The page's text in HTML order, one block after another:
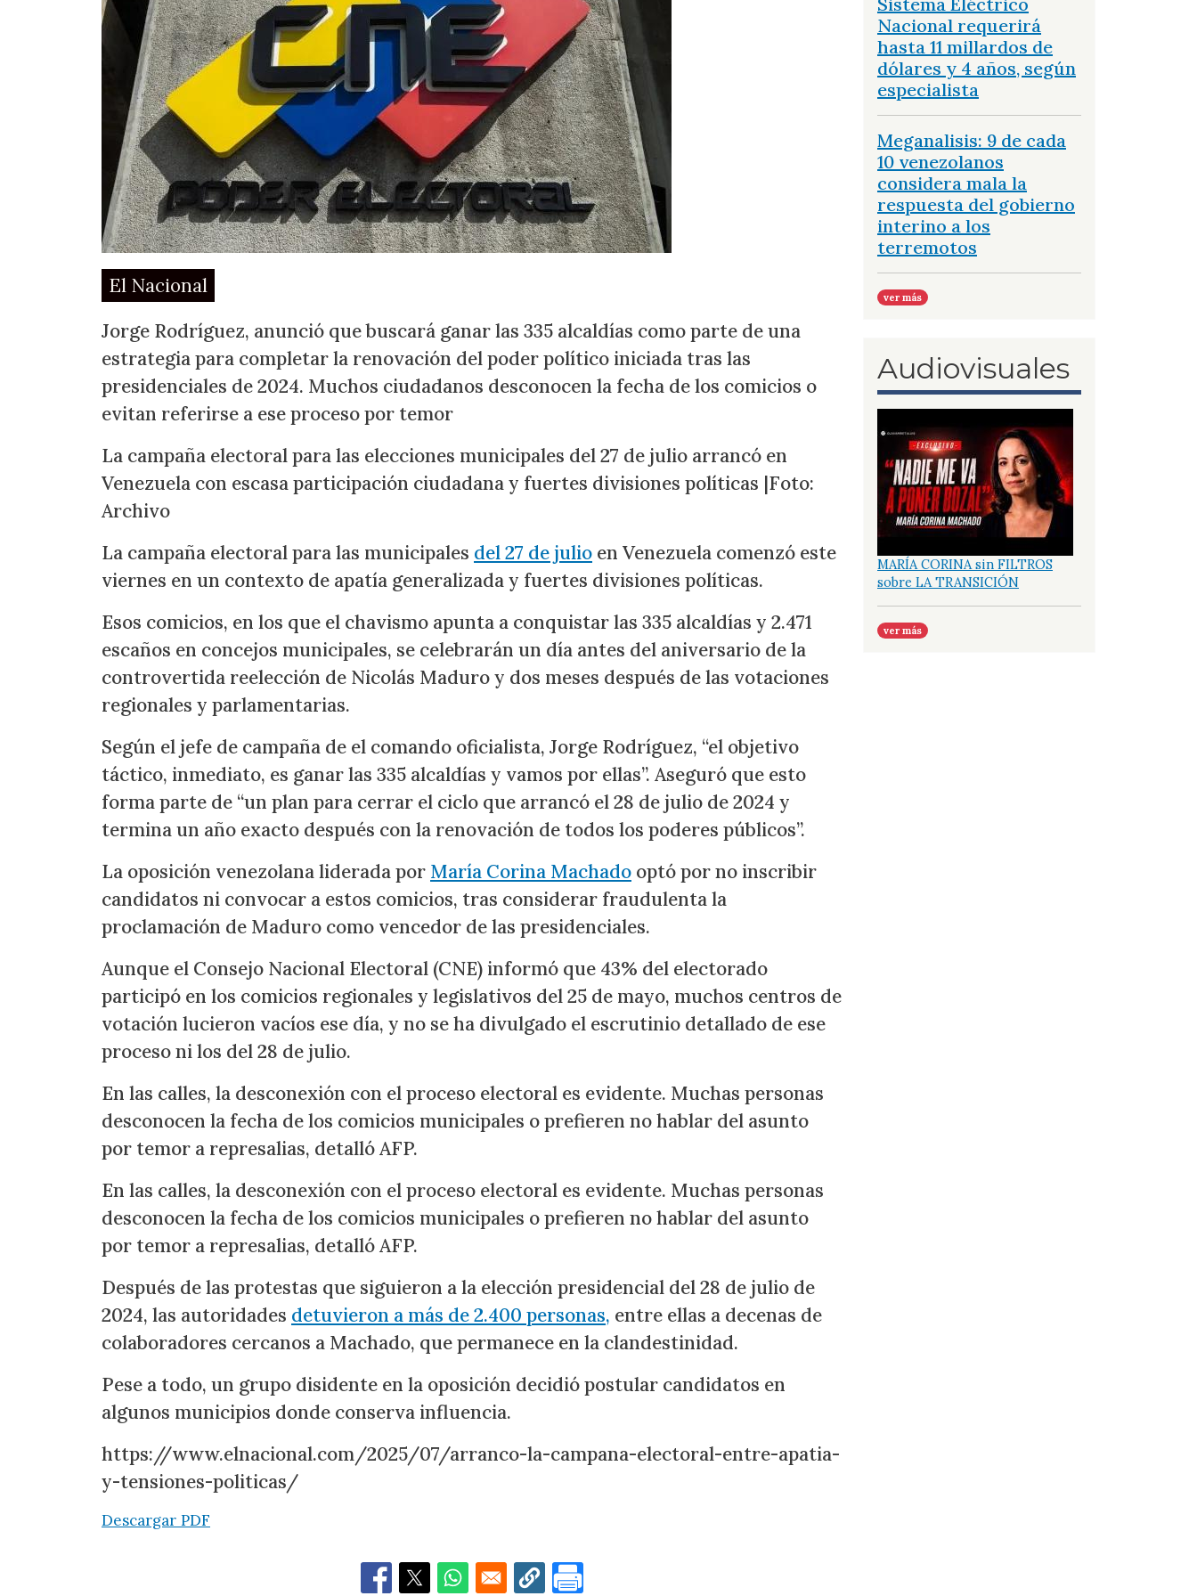
El Nacional
Jorge Rodríguez, anunció que buscará ganar las 335 alcaldías como parte de una
estrategia para completar la renovación del poder político iniciada tras las
presidenciales de 2024. Muchos ciudadanos desconocen la fecha de los comicios o
evitan referirse a ese proceso por temor
La campaña electoral para las elecciones municipales del 27 de julio arrancó en
Venezuela con escasa participación ciudadana y fuertes divisiones políticas |Foto:
Archivo
La campaña electoral para las municipales del 27 de julio en Venezuela comenzó este
viernes en un contexto de apatía generalizada y fuertes divisiones políticas.
Esos comicios, en los que el chavismo apunta a conquistar las 335 alcaldías y 2.471
escaños en concejos municipales, se celebrarán un día antes del aniversario de la
controvertida reelección de Nicolás Maduro y dos meses después de las votaciones
regionales y parlamentarias.
Según el jefe de campaña de el comando oficialista, Jorge Rodríguez, “el objetivo
táctico, inmediato, es ganar las 335 alcaldías y vamos por ellas”. Aseguró que esto
forma parte de “un plan para cerrar el ciclo que arrancó el 28 de julio de 2024 y
termina un año exacto después con la renovación de todos los poderes públicos”.
La oposición venezolana liderada por María Corina Machado optó por no inscribir
candidatos ni convocar a estos comicios, tras considerar fraudulenta la
proclamación de Maduro como vencedor de las presidenciales.
Aunque el Consejo Nacional Electoral (CNE) informó que 43% del electorado
participó en los comicios regionales y legislativos del 25 de mayo, muchos centros de
votación lucieron vacíos ese día, y no se ha divulgado el escrutinio detallado de ese
proceso ni los del 28 de julio.
En las calles, la desconexión con el proceso electoral es evidente. Muchas personas
desconocen la fecha de los comicios municipales o prefieren no hablar del asunto
por temor a represalias, detalló AFP.
En las calles, la desconexión con el proceso electoral es evidente. Muchas personas
desconocen la fecha de los comicios municipales o prefieren no hablar del asunto
por temor a represalias, detalló AFP.
Después de las protestas que siguieron a la elección presidencial del 28 de julio de
2024, las autoridades detuvieron a más de 2.400 personas, entre ellas a decenas de
colaboradores cercanos a Machado, que permanece en la clandestinidad.
Pese a todo, un grupo disidente en la oposición decidió postular candidatos en
algunos municipios donde conserva influencia.
https://www.elnacional.com/2025/07/arranco-la-campana-electoral-entre-apatia-
y-tensiones-politicas/
Descargar PDF
Nacional requerirá
hasta 11 millardos de
dólares y 4 años, según
especialista
Meganalisis: 9 de cada
10 venezolanos
considera mala la
respuesta del gobierno
interino a los
terremotos
ver más
Audiovisuales
MARÍA CORINA sin FILTROS
sobre LA TRANSICIÓN
ver más